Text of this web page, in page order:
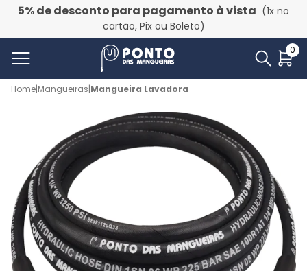
5% de desconto para pagamento à vista (1x no
cartão, Pix ou Boleto)
0
Home|Mangueiras|Mangueira Lavadora